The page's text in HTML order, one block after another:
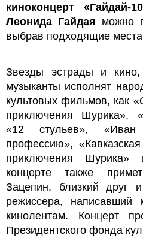
киноконцерт
Леонида Гайдая можно
выбрав подходящие
Звезды эстрады и
музыканты исполнят
культовых фильмов, как
приключения Шурика»,
«12 стульев», «Иван
профессию»,
приключения
концерте также
Зацепин, близкий друг
режиссера, написавший
кинолентам. Концерт
Президентского фонда